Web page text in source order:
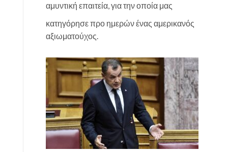
αμυντική επαιτεία, για την οποία μας
κατηγόρησε προ ημερών ένας αμερικανός
αξιωματούχος.